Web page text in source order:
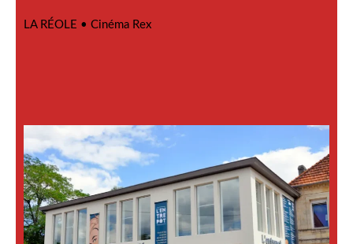
LA RÉOLE • Cinéma Rex